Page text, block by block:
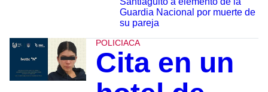
Guardia Nacional por muerte de
su pareja
POLICIACA
Cita en un